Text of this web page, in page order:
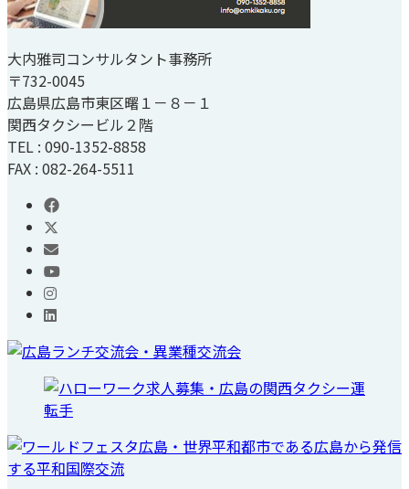
大内雅司コンサルタント事務所
〒732-0045
広島県広島市東区曙１－８－１
関西タクシービル２階
TEL : 090-1352-8858
FAX : 082-264-5511